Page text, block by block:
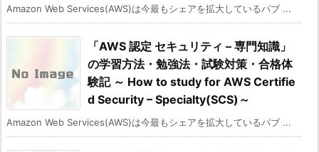
Amazon Web Services(AWS)は今最もシェアを拡大しているパブ ...
「AWS 認定 セキュリティ – 専門知識」
の学習方法・勉強法・試験対策・合格体
験記 ～ How to study for AWS Certifie
d Security – Specialty(SCS)～
Amazon Web Services(AWS)は今最もシェアを拡大しているパブ ...